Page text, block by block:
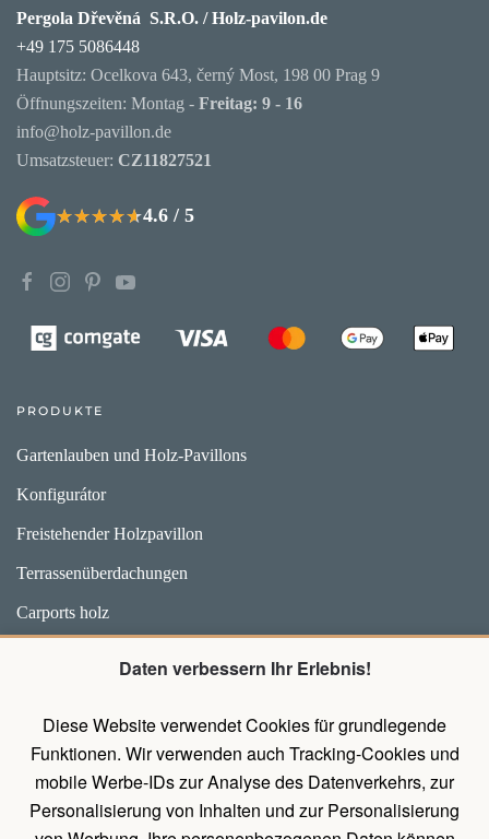
Daten verbessern Ihr Erlebnis!
Diese Website verwendet Cookies für grundlegende
Funktionen. Wir verwenden auch Tracking-Cookies und
mobile Werbe-IDs zur Analyse des Datenverkehrs, zur
Personalisierung von Inhalten und zur Personalisierung
Pergola Dřevěná S.R.O. / Holz-pavilon.de
+49 175 5086448
Hauptsitz: Ocelkova 643, černý Most, 198 00 Prag 9
Öffnungszeiten: Montag - Freitag: 9 - 16
info@holz-pavillon.de
Umsatzsteuer: CZ11827521
★★★★★
★★★★★4.6 / 5
PRODUKTE
Gartenlauben und Holz-Pavillons
Konfigurátor
Freistehender Holzpavillon
Terrassenüberdachungen
Carports holz
Pavillons mit Wänden
UNTERLAGEN